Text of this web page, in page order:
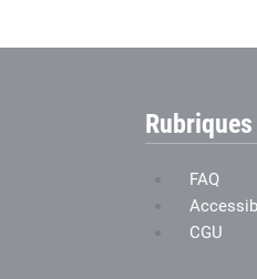
Rubriques
FAQ
CGU